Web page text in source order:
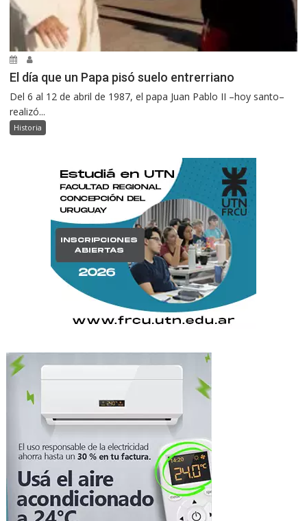
El día que un Papa pisó suelo entrerriano
Del 6 al 12 de abril de 1987, el papa Juan Pablo II –hoy santo–
realizó...
Historia